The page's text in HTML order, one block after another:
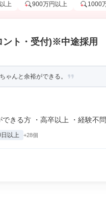
上 900万円以上 1000
ント・受付)※中途採用
ゃんと余裕ができる。
きる方 ・高卒以上 ・経験不問
以上 +28個